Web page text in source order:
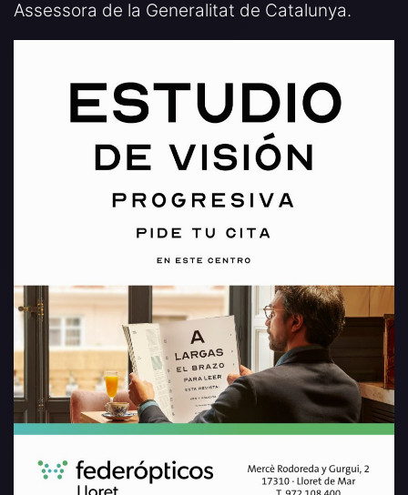
Assessora de la Generalitat de Catalunya.